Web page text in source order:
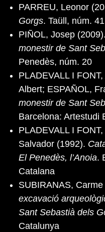
PARREU, Leonor
Gorgs. Taüll, núm. 41
PIÑOL, Josep (2009).
monestir de Sant
Penedès, núm. 20
PLADEVALL I
Albert; ESPAÑOL,
monestir de Sant
Barcelona: Artestudi
PLADEVALL I
Salvador (1992).
El Penedès, l’Anoia.
Catalana
SUBIRANAS,
excavació
Sant Sebastià dels
Catalunya